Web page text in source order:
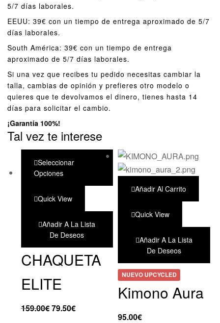
5/7 días laborales.
EEUU: 39€ con un tiempo de entrega aproximado de 5/7
días laborales.
South América: 39€ con un tiempo de entrega
aproximado de 5/7 días laborales.
Si una vez que recibes tu pedido necesitas cambiar la
talla, cambias de opinión y prefieres otro modelo o
quieres que te devolvamos el dinero, tienes hasta 14
días para solicitar el cambio.
¡Garantía 100%!
Tal vez te interese
Seleccionar
Opciones
Quick View
Añadir A La Lista
De Deseos
CHAQUETA
ELITE
159.00€79.50€
Añadir Al Carrito
Quick View
Añadir A La Lista
De Deseos
NUEVO UPCYCLED
Kimono Aura
95.00€